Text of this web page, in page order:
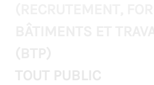
TOUT PUBLIC